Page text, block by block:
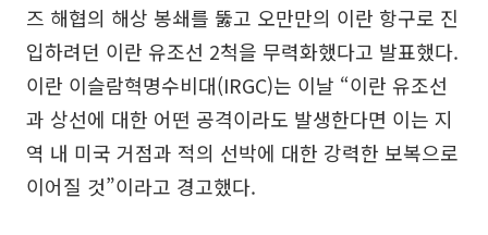
즈 해협의 해상 봉쇄를 뚫고 오만만의 이란 항구로 진
입하려던 이란 유조선 2척을 무력화했다고 발표했다.
이란 이슬람혁명수비대(IRGC)는 이날 “이란 유조선
과 상선에 대한 어떤 공격이라도 발생한다면 이는 지
역 내 미국 거점과 적의 선박에 대한 강력한 보복으로
이어질 것”이라고 경고했다.